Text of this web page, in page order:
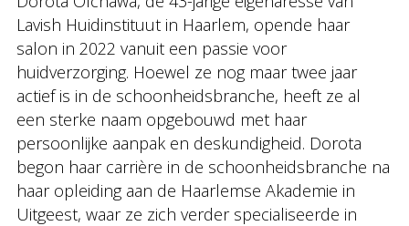
Lavish Huidinstituut in Haarlem, opende haar
salon in 2022 vanuit een passie voor
huidverzorging. Hoewel ze nog maar twee jaar
actief is in de schoonheidsbranche, heeft ze al
een sterke naam opgebouwd met haar
persoonlijke aanpak en deskundigheid. Dorota
begon haar carrière in de schoonheidsbranche na
haar opleiding aan de Haarlemse Akademie in
Uitgeest, waar ze zich verder specialiseerde in